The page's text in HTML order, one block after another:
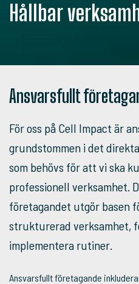
Hållbar
Ansvarsfullt
För oss på Cell Impact är
grundstommen i det
som behövs för att vi ska
professionell verksamhet.
företagandet utgör basen
strukturerad verksamhet,
implementera rutiner.
Ansvarsfullt företagande